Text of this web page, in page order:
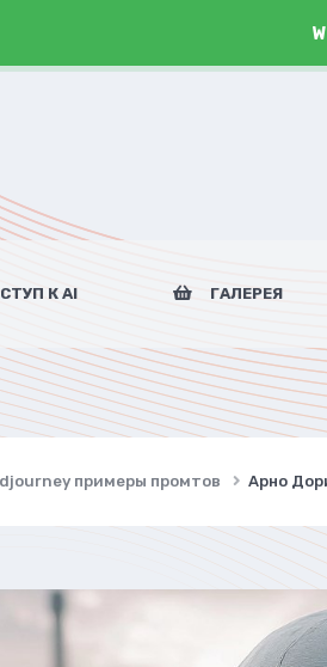
К AI ГАЛЕРЕЯ
примеры промтов Арно